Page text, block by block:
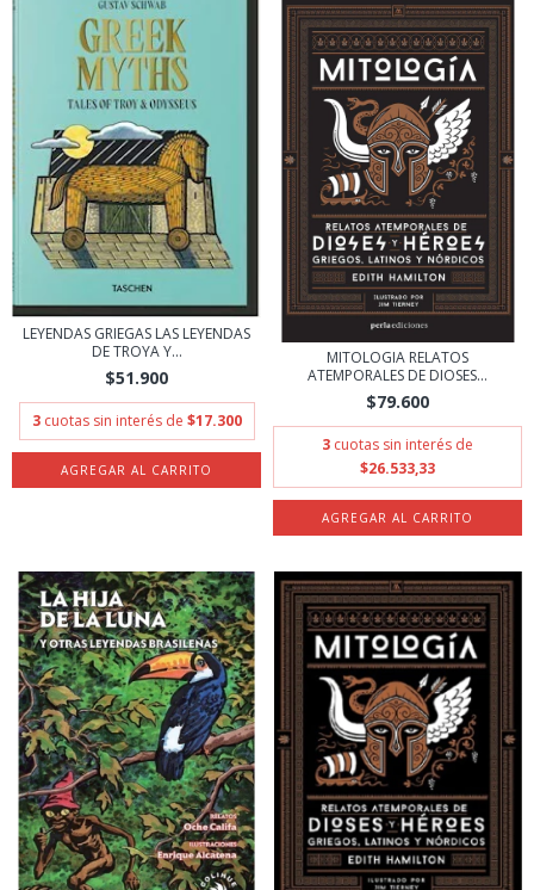
LEYENDAS GRIEGAS LAS LEYENDAS
DE TROYA Y...
$51.900
3 cuotas sin interés de $17.300
MITOLOGIA RELATOS
ATEMPORALES DE DIOSES...
$79.600
3 cuotas sin interés de
$26.533,33